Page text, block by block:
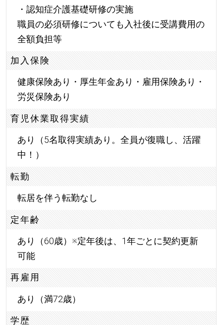
・認知症介護基礎研修の実施
職員の必須研修についても入社後に受講費用の
全額負担等
加入保険
健康保険あり・厚生年金あり・雇用保険あり・
労災保険あり
育児休業取得実績
あり（5名取得実績あり。全員が復職し、活躍
中！）
転勤
転居を伴う転勤なし
定年齢
あり（60歳）※定年後は、1年ごとに契約更新
可能
再雇用
あり（満72歳）
学歴